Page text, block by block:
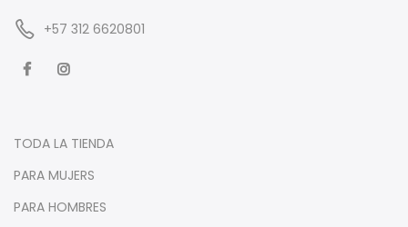
‪+57 312 6620801‬
TODA LA TIENDA
PARA MUJERS
PARA HOMBRES